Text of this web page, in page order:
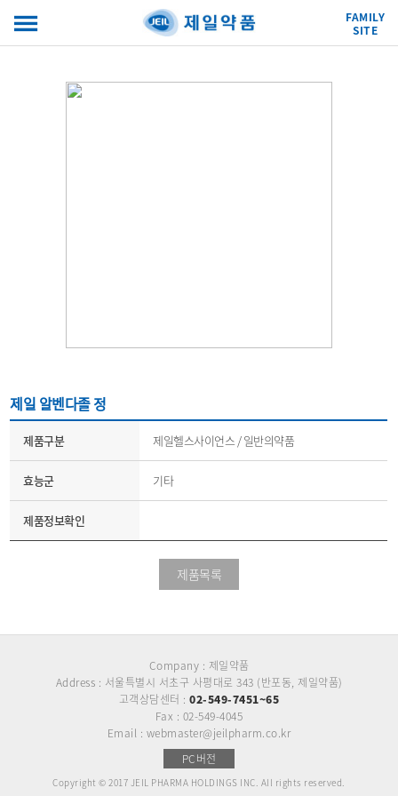
FAMILY
SITE
제일 알벤다졸 정
제품구분 제일헬스사이언스 / 일반의약품
효능군 기타
제품정보확인
제품목록
Company : 제일약품
Address : 서울특별시 서초구 사평대로 343 (반포동, 제일약품)
고객상담센터 :02-549-7451~65
Fax : 02-549-4045
Email : webmaster@jeilpharm.co.kr
PC버전
Copyright © 2017 JEIL PHARMA HOLDINGS INC. All rights reserved.